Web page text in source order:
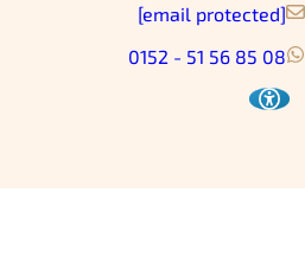
[email protected]
0152 - 51 56 85 08